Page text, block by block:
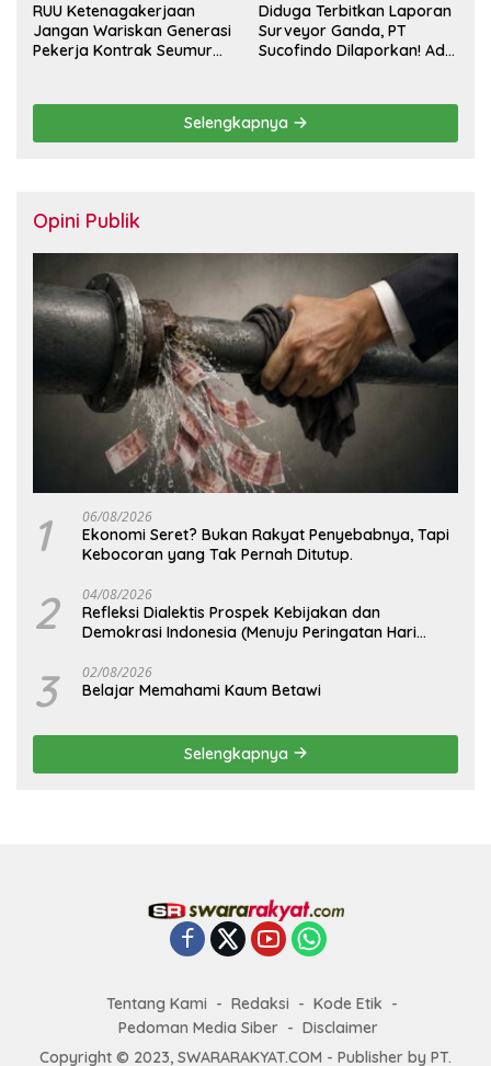
RUU Ketenagakerjaan
Jangan Wariskan Generasi
Pekerja Kontrak Seumur
Diduga Terbitkan Laporan
Surveyor Ganda, PT
Sucofindo Dilaporkan! Ada
Selengkapnya
Opini Publik
1 06/08/2026
Ekonomi Seret? Bukan Rakyat Penyebabnya, Tapi
Kebocoran yang Tak Pernah Ditutup.
2 04/08/2026
Refleksi Dialektis Prospek Kebijakan dan
Demokrasi Indonesia (Menuju Peringatan Hari
3 02/08/2026
Belajar Memahami Kaum Betawi
Selengkapnya
Tentang Kami Redaksi
Kode Etik
Pedoman Media Siber
Disclaimer
Copyright © 2023, SWARARAKYAT.COM - Publisher by PT.